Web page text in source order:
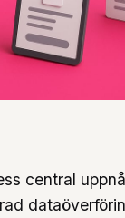
central